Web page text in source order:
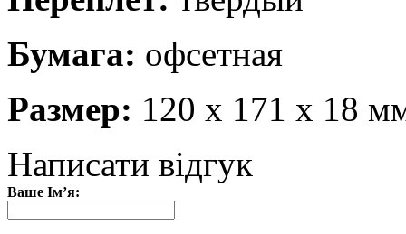
Бумага: офсетная
Размер: 120 x 171 x 18
Написати відгук
Ваше Ім’я: